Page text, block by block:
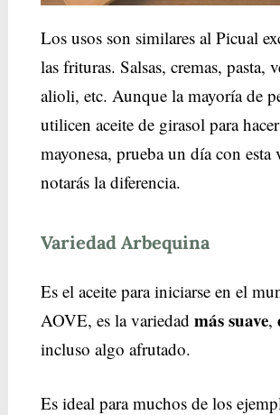
Los usos son similares al Picual
las frituras. Salsas, cremas, pasta,
alioli, etc. Aunque la mayoría de
utilicen aceite de girasol para
mayonesa, prueba un día con esta
notarás la diferencia.
Variedad Arbequina
Es el aceite para iniciarse en el
AOVE, es la variedad más suave,
incluso algo afrutado.
Es ideal para muchos de los